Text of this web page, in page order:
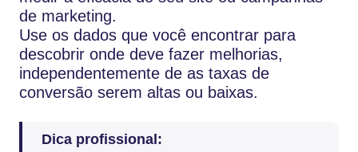
de marketing.
Use os dados que você encontrar para
descobrir onde deve fazer melhorias,
independentemente de as taxas de
conversão serem altas ou baixas.
Dica profissional: